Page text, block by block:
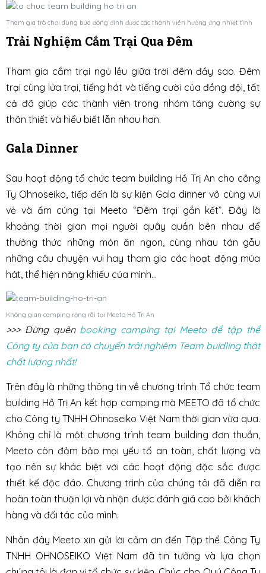
Tham gia trò chơi dùng búa đóng đinh được các thành viên hưởng ứng nhiệt tình
Trải Nghiệm Cắm Trại Qua Đêm
Tham gia cắm trại ngủ lều giữa trời đêm đầy sao. Đêm
trại cùng lửa trại, tiếng hát và tiếng cười của đồng đội, tất
cả đã giúp các thành viên trong nhóm tăng cường sự
thân thiết và hiểu biết lẫn nhau hơn.
Gala Dinner
Sau hoạt động tổ chức team building Hồ Trị An cho công
Ty Ohnoseiko, tiếp đến là sự kiện Gala dinner vô cùng vui
vẻ và ấm cúng tại Meeto “Đêm trại gắn kết”. Đây là
khoảng thời gian mọi người quây quần bên nhau để
thưởng thức những món ăn ngon, cùng nhau tán gẫu
những câu chuyện vui hay tham gia các hoạt động múa
hát, thể hiện năng khiếu của mình…
Không gian camping rộng rãi tại Meeto Hồ Trị An
>>> Đừng quên booking camping tại Meeto để tập thể
Công ty của bạn có chuyến trải nghiệm Team buidling thật
chất lượng nhất!
Trên đây là những thông tin về chương trình Tổ chức team
building Hồ Trị An kết hợp camping mà MEETO đã tổ chức
cho Công ty TNHH Ohnoseiko Việt Nam thời gian vừa qua.
Không chỉ là một chương trình team building đơn thuần,
Meeto còn đảm bảo mọi yếu tố an toàn, chất lượng và
tạo nên sự khác biệt với các hoạt động đặc sắc được
thiết kế độc đáo. Chương trình của chúng tôi đã diễn ra
hoàn toàn thuận lợi và nhận được đánh giá cao bởi khách
hàng và đối tác của mình.
Nhân đây Meeto xin gửi lời cảm ơn đến Tập thể Công Ty
TNHH OHNOSEIKO Việt Nam đã tin tưởng và lựa chọn